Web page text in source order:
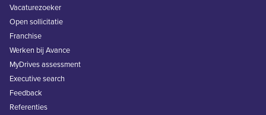
Vacaturezoeker
Open sollicitatie
Franchise
Werken bij Avance
MyDrives assessment
Executive search
Feedback
Referenties